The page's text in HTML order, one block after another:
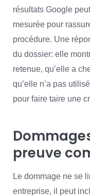
résultats Google
mesurée pour
procédure. Une
du dossier: elle
retenue, qu’elle a
qu’elle n’a pas
pour faire taire une
preuve
Le dommage ne se
entreprise, il peut